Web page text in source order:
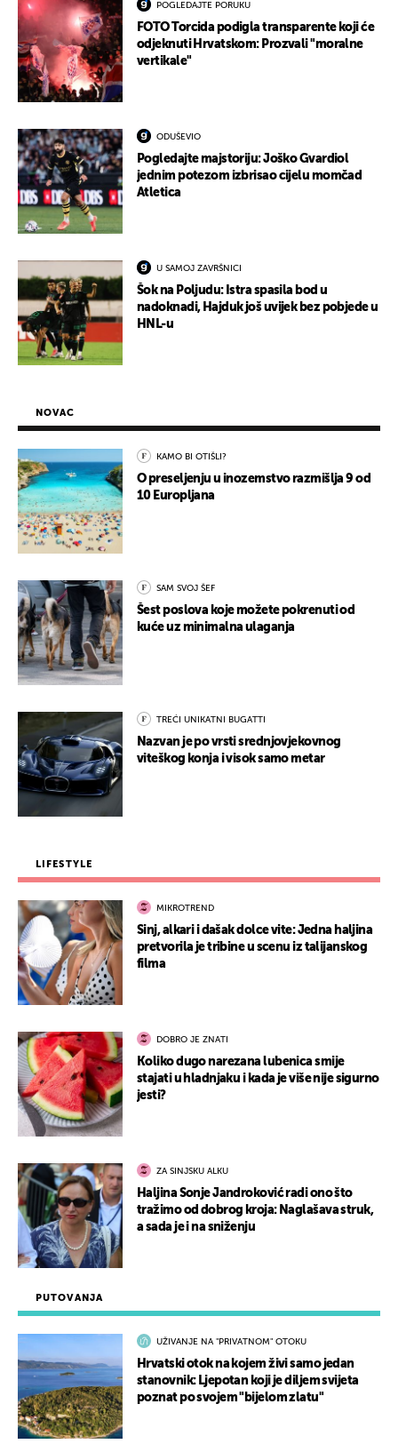
POGLEDAJTE PORUKU
FOTO Torcida podigla transparente koji će
odjeknuti Hrvatskom: Prozvali "moralne
vertikale"
ODUŠEVIO
Pogledajte majstoriju: Joško Gvardiol
jednim potezom izbrisao cijelu momčad
Atletica
U SAMOJ ZAVRŠNICI
Šok na Poljudu: Istra spasila bod u
nadoknadi, Hajduk još uvijek bez pobjede u
HNL-u
PUTOVANJA
UŽIVANJE NA "PRIVATNOM" OTOKU
Hrvatski otok na kojem živi samo jedan
stanovnik: Ljepotan koji je diljem svijeta
poznat po svojem "bijelom zlatu"
NOVAC
KAMO BI OTIŠLI?
O preseljenju u inozemstvo razmišlja 9 od
10 Europljana
SAM SVOJ ŠEF
Šest poslova koje možete pokrenuti od
kuće uz minimalna ulaganja
TREĆI UNIKATNI BUGATTI
Nazvan je po vrsti srednjovjekovnog
viteškog konja i visok samo metar
LIFESTYLE
MIKROTREND
Sinj, alkari i dašak dolce vite: Jedna haljina
pretvorila je tribine u scenu iz talijanskog
filma
DOBRO JE ZNATI
Koliko dugo narezana lubenica smije
stajati u hladnjaku i kada je više nije sigurno
jesti?
ZA SINJSKU ALKU
Haljina Sonje Jandroković radi ono što
tražimo od dobrog kroja: Naglašava struk,
a sada je i na sniženju